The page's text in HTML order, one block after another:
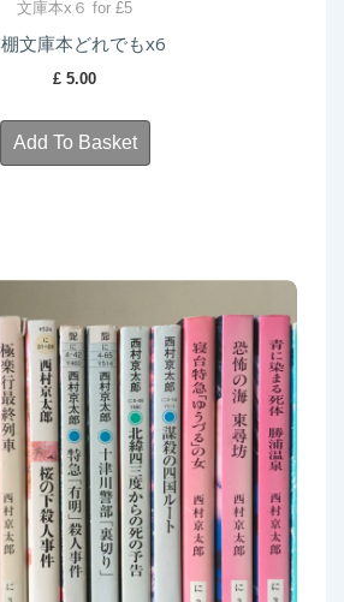
文庫本x６ for £5
文庫本どれでもx6
£ 5.00
Add To Basket